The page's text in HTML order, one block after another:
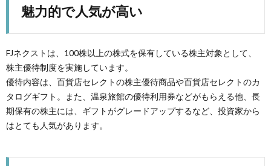
魅力的で人気が高い
FJネクストは、100株以上の株式を保有している株主対象として、
株主優待制度を実施しています。
優待内容は、百貨店セレクトの株主優待商品や百貨店セレクトのカ
タログギフト。また、温泉旅館の優待利用券などがもらえる他、長
期保有の株主には、ギフトがグレードアップするなど、投資家から
はとても人気があります。